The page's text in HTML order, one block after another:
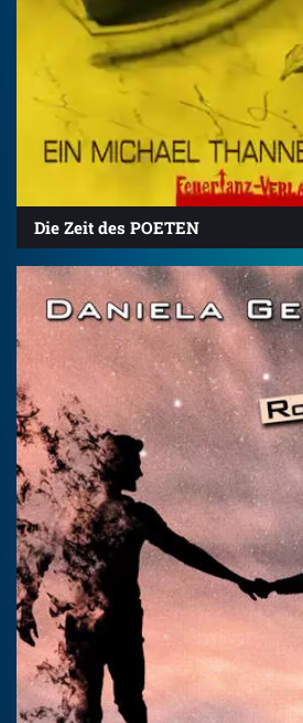
Die Zeit des POETEN